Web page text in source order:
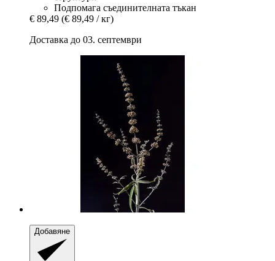
Подпомага съединителната тъкан
€ 89,49 (€ 89,49 / кг)
Доставка до 03. септември
Добавяне